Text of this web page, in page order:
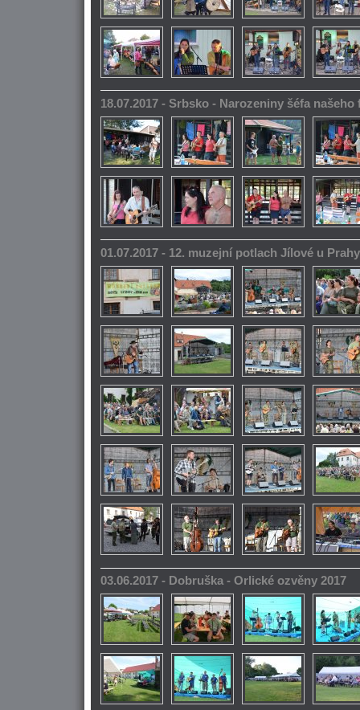
18.07.2017 - Srbsko - Narozeniny šéfa našeho
01.07.2017 - 12. muzejní potlach Jílové u Prahy
03.06.2017 - Dobruška - Orlické ozvěny 2017